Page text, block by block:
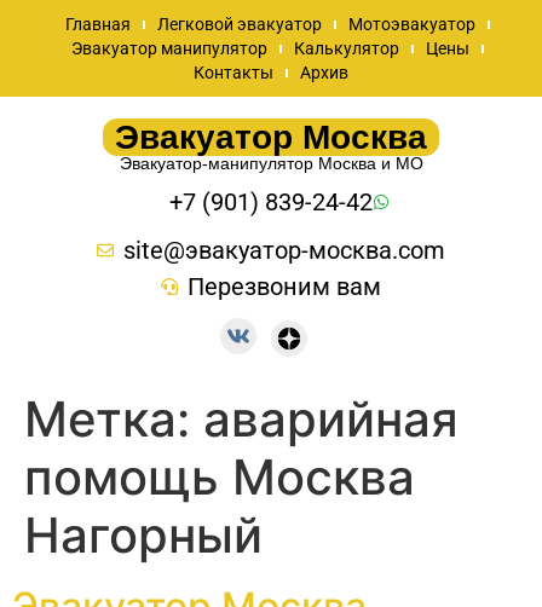
Главная Легковой эвакуатор
Мотоэвакуатор
Эвакуатор манипулятор
Калькулятор
Цены
Контакты
Архив
Эвакуатор Москва
Эвакуатор-манипулятор Москва и МО
+7 (901) 839-24-42
site@эвакуатор-москва.com
Перезвоним вам
Метка: аварийная
помощь Москва
Нагорный